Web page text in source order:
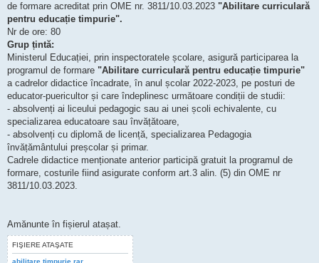
j
de formare acreditat prin OME nr. 3811/10.03.2023 "Abilitare curriculară
pentru educație timpurie".
Nr de ore: 80
Grup țintă:
Ministerul Educației, prin inspectoratele școlare, asigură participarea la
programul de formare "Abilitare curriculară pentru educație timpurie"
a cadrelor didactice încadrate, în anul școlar 2022-2023, pe posturi de
educator-puericultor și care îndeplinesc următoare condiții de studii:
- absolvenți ai liceului pedagogic sau ai unei școli echivalente, cu
specializarea educatoare sau învățătoare,
- absolvenți cu diplomă de licență, specializarea Pedagogia
învățământului preșcolar și primar.
Cadrele didactice menționate anterior participă gratuit la programul de
formare, costurile fiind asigurate conform art.3 alin. (5) din OME nr
3811/10.03.2023.
Amănunte în fișierul atașat.
FIŞIERE ATAŞATE
abilitare timpurie.rar